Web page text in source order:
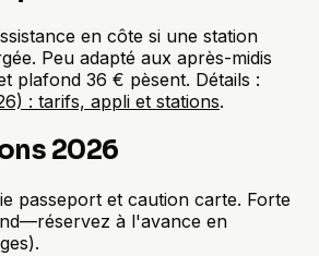
en côte si une station
Peu adapté aux après-midis
plafond 36 € pèsent. Détails :
: tarifs, appli et stations.
2026
passeport et caution carte. Forte
à l'avance en